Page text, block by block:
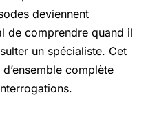
deviennent
de comprendre quand il
un spécialiste. Cet
complète